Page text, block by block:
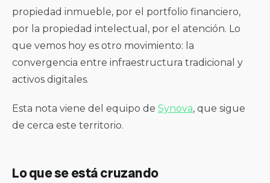
propiedad inmueble, por el portfolio financiero,
por la propiedad intelectual, por el atención. Lo
que vemos hoy es otro movimiento: la
convergencia entre infraestructura tradicional y
activos digitales.
Esta nota viene del equipo de Synova, que sigue
de cerca este territorio.
Lo que se está cruzando